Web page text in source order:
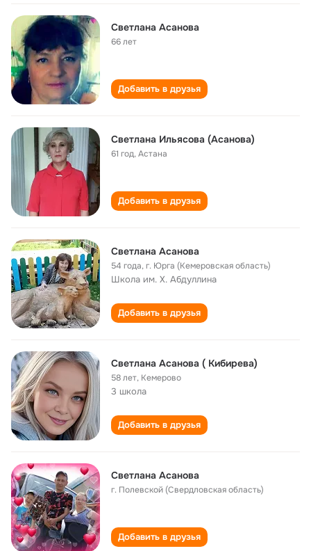
Светлана Асанова
66 лет
Добавить в друзья
Светлана Ильясова (Асанова)
61 год,Астана
Добавить в друзья
Светлана Асанова
54 года,г. Юрга (Кемеровская область)
Школа им. Х. Абдуллина
Добавить в друзья
Светлана Асанова ( Кибирева)
58 лет, Кемерово
3 школа
Добавить в друзья
Светлана Асанова
г. Полевской (Свердловская область)
Добавить в друзья